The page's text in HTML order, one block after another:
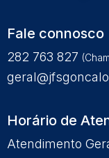
Fale connosco
282 763 827
Horário de
Atendimento